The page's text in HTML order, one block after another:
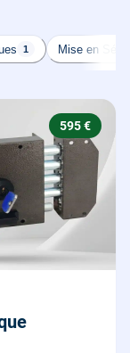
1 Mise en
595 €